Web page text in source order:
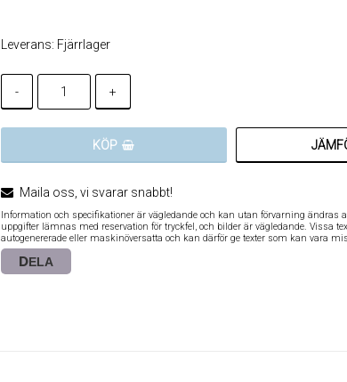
Leverans: Fjärrlager
- +
KÖP
Maila oss, vi svarar snabbt!
Information och specifikationer är vägledande och kan utan förvarning ändras
uppgifter lämnas med reservation för tryckfel, och bilder är vägledande. Vissa
autogenererade eller maskinöversatta och kan därför ge texter som kan vara
DELA